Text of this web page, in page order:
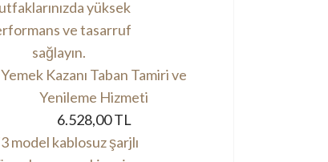
Yemek Kazanı Taban Tamiri ve
Yenileme Hizmeti
6.528,00 TL